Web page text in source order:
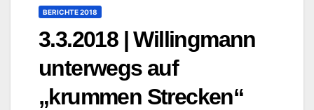
BERICHTE 2018
3.3.2018 | Willingmann
unterwegs auf
„krummen Strecken“